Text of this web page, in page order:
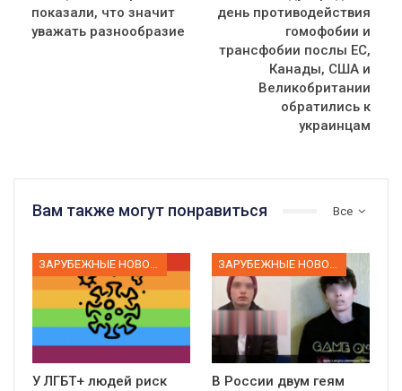
показали, что значит
уважать разнообразие
день противодействия
гомофобии и
трансфобии послы ЕС,
Канады, США и
Великобритании
обратились к
украинцам
Все
Вам также могут понравиться
У ЛГБТ+ людей риск
В России двум геям